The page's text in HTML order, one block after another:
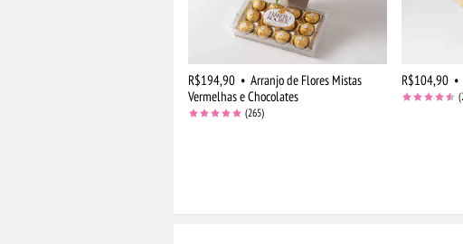
R$194,90 • Arranjo de Flores Mistas
Vermelhas e Chocolates
(265)
R$104,90 •